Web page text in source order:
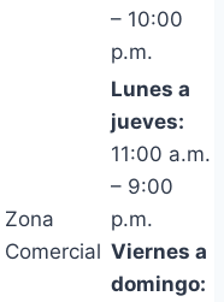
– 10:00
p.m.
Zona
Comercial
Lunes a
jueves:
11:00 a.m.
– 9:00
p.m.
Viernes a
domingo: